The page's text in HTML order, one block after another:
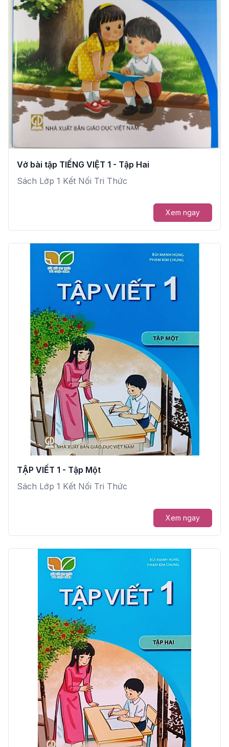
Vở bài tập TIẾNG VIỆT 1 - Tập Hai
Sách Lớp 1 Kết Nối Tri Thức
Xem ngay
TẬP VIẾT 1 - Tập Một
Sách Lớp 1 Kết Nối Tri Thức
Xem ngay